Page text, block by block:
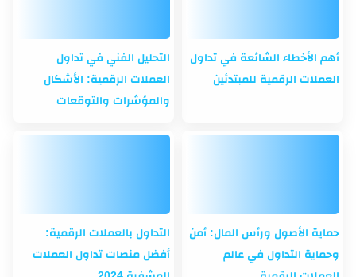
أهم الأخطاء الشائعة في تداول
العملات الرقمية للمبتدئين
التحليل الفني في تداول
العملات الرقمية: الأشكال
والمؤشرات والتوقعات
حماية الأصول ورأس المال: أمن
وحماية التداول في عالم
التداول بالعملات الرقمية:
أفضل منصات تداول العملات